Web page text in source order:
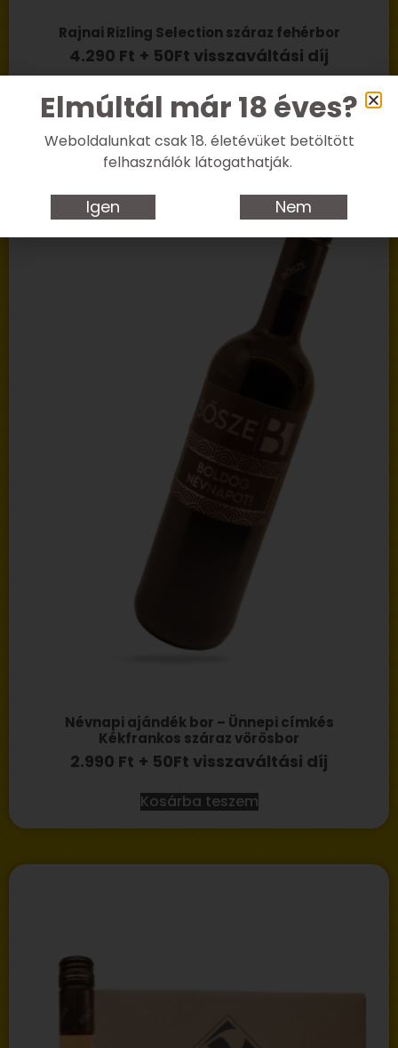
Rajnai Rizling Selection száraz fehérbor
4.290 Ft + 50Ft visszaváltási díj
Kosárba teszem
Névnapi ajándék bor – Ünnepi címkés
Kékfrankos száraz vörösbor
2.990 Ft + 50Ft visszaváltási díj
Kosárba teszem
Elmúltál már 18 éves?
Weboldalunkat csak 18. életévüket betöltött
felhasználók látogathatják.
Igen Nem